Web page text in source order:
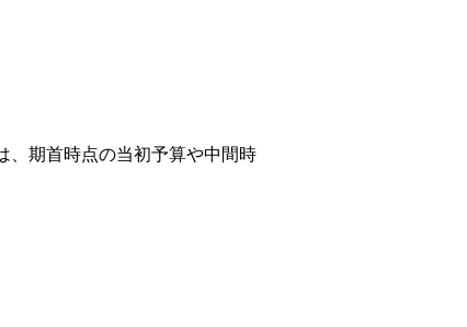
、期首時点の当初予算や中間時